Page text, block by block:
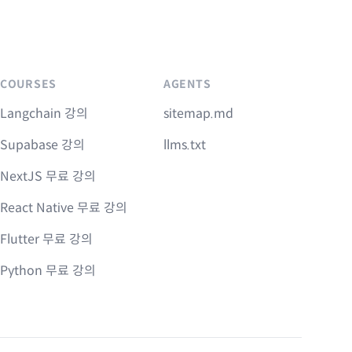
COURSES
Langchain 강의
Supabase 강의
NextJS 무료 강의
React Native 무료 강의
Flutter 무료 강의
Python 무료 강의
AGENTS
sitemap.md
llms.txt